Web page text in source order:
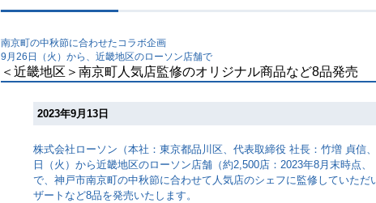
南京町の中秋節に合わせたコラボ企画
9月26日（火）から、近畿地区のローソン店舗で
＜近畿地区＞南京町人気店監修のオリジナル商品など8品発売
2023年9月13日
株式会社ローソン（本社：東京都品川区、代表取締役 社長：竹増 貞信
日（火）から近畿地区のローソン店舗（約2,500店：2023年8月末時点、
で、神戸市南京町の中秋節に合わせて人気店のシェフに監修していただ
ザートなど8品を発売いたします。